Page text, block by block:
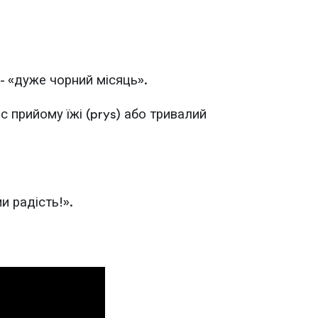
«дуже чорний місяць».
прийому їжі (prys) або тривалий
радість!».